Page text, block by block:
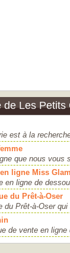
de Les Petits
est à la
que nous vous
ligne Miss Glam
en ligne de
du Prêt-à-Oser
du Prêt-à-Oser
de vente en